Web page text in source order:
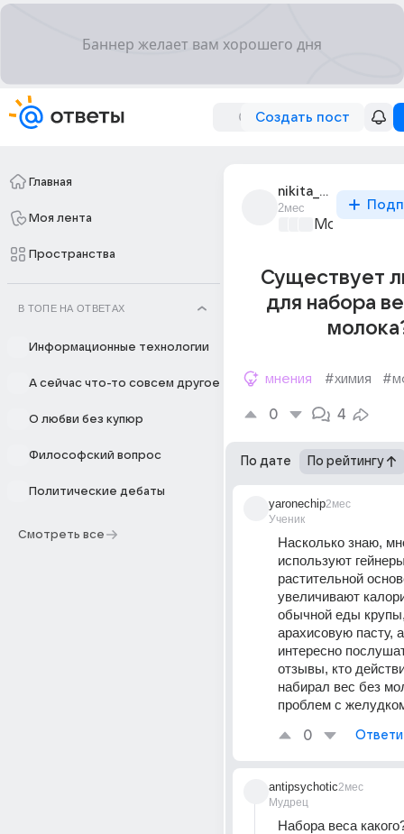
Создать пост
Главная
Моя лента
Пространства
В ТОПЕ НА ОТВЕТАХ
Информационные технологии
А сейчас что-то совсем другое
О любви без купюр
Философский вопрос
Политические дебаты
Смотреть все
nikita_williamson
2мес
Мозговой
Существует
для набора
мнения #химия
0 4
По дате По рейтингу
yaronechip
Ученик
2мес
Насколько знаю,
используют
растительной
увеличивают
обычной еды
арахисовую пасту,
интересно
отзывы, кто
набирал вес без
проблем с
0
antipsychotic
Мудрец
2мес
Набора веса